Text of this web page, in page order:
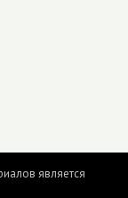
является